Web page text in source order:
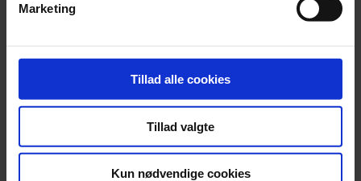
Marketing
Tillad alle cookies
Tillad valgte
Kun nødvendige cookies
Mellem modulerne udføres praksisnære opgaver, der
uddannelsens faglige indhold i dit daglige arbejde med
ESG og bæredygtighed.
Igennem hele Kurset arbejdes der med hvordan du får
succes i din rolle i relation til ledelse, kultur-
forstærkning og kapabilitetsopbygning som samles i din
personlige "ESG-rygsæk".